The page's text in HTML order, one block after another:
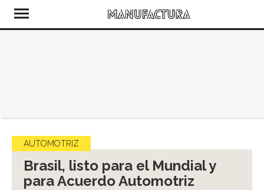
AUTOMOTRIZ
Brasil, listo para el Mundial y
para Acuerdo Automotriz